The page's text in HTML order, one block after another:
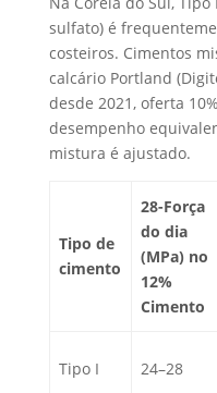
sulfato) é
costeiros. Cimentos
calcário Portland
desde 2021, oferta
desempenho
mistura é ajustado.
Tipo de
cimento
28-Força
do dia
(MPa) no
12%
Cimento
Tipo I 24–28